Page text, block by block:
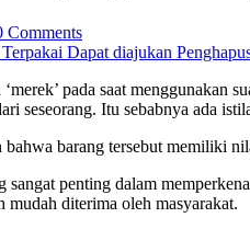
Comments
pada saat
seseorang. Itu sebabnya ada
barang tersebut memiliki
penting dalam
diterima oleh masyarakat.